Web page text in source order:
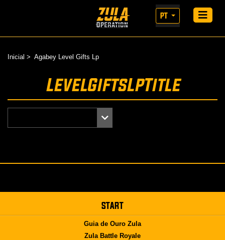
PT
Inicial Agabey Level Gifts Lp
LevelGiftsLpTitle
START
Guia de Ouro Zula
Zula Battle Royale